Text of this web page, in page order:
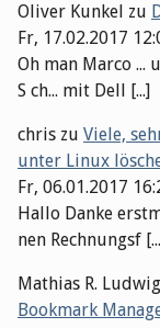
Oliver Kunkel zu
Fr, 17.02.2017
Oh man Marco ...
S ch... mit Dell [...]
chris zu Viele,
unter Linux
Fr, 06.01.2017
Hallo Danke
nen Rechnungsf
Mathias R. Ludwig
Bookmark